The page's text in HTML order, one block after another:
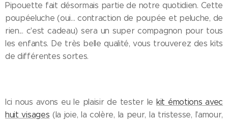
Pipouette fait désormais partie de notre quotidien. Cette
poupéeluche (oui... contraction de poupée et peluche, de
rien... c'est cadeau) sera un super compagnon pour tous
les enfants. De très belle qualité, vous trouverez des kits
de différentes sortes.
Ici nous avons eu le plaisir de tester le kit émotions avec
huit visages (la joie, la colère, la peur, la tristesse, l'amour,